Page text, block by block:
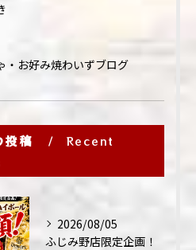
・お好み焼わいずブログ
投稿
Recent
2026/08/05
ふじみ野店限定企画！